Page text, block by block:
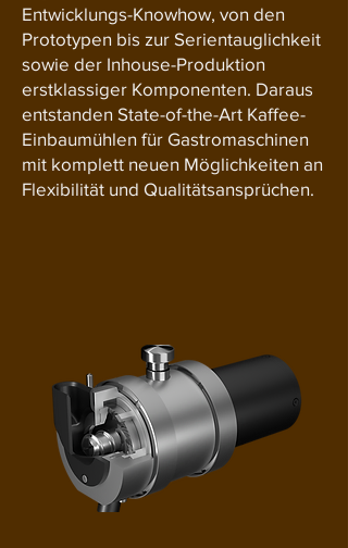
Entwicklungs-Knowhow, von den
Prototypen bis zur Serientauglichkeit
sowie der Inhouse-Produktion
erstklassiger Komponenten. Daraus
entstanden State-of-the-Art Kaffee-
Einbaumühlen für Gastromaschinen
mit komplett neuen Möglichkeiten an
Flexibilität und Qualitätsansprüchen.